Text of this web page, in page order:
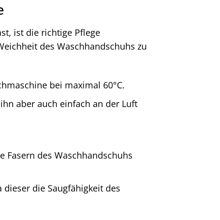
ist die richtige Pflege
des Waschhandschuhs zu
bei maximal 60°C.
aber auch einfach an der Luft
des Waschhandschuhs
die Saugfähigkeit des